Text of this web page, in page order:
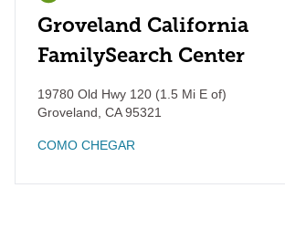
Groveland California
FamilySearch Center
19780 Old Hwy 120 (1.5 Mi E of)
Groveland CA95321
COMO CHEGAR